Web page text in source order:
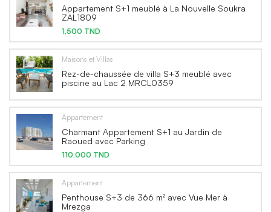
Appartement S+1 meublé à La Nouvelle Soukra
ZAL1809
1,500 TND
Maisons et Villas
Rez-de-chaussée de villa S+3 meublé avec
piscine au Lac 2 MRCL0359
Appartement
Charmant Appartement S+1 au Jardin de
Raoued avec Parking
110,000 TND
Appartement
Penthouse S+3 de 366 m² avec Vue Mer à
Mrezga